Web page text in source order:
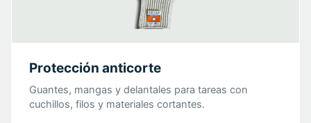
Protección anticorte
Guantes, mangas y delantales para tareas con
cuchillos, filos y materiales cortantes.